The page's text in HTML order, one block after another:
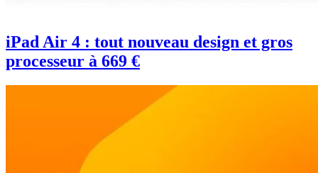
iPad Air 4 : tout nouveau design et gros
processeur à 669 €